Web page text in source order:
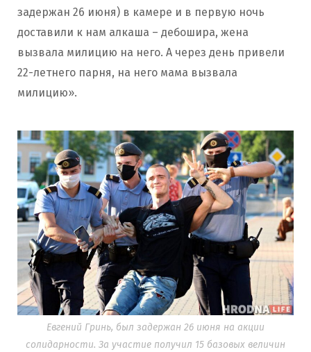
задержан 26 июня) в камере и в первую ночь
доставили к нам алкаша – дебошира, жена
вызвала милицию на него. А через день привели
22-летнего парня, на него мама вызвала
милицию».
Евгений Гринь, был задержан 26 июня на акции
солидарности. За участие получил 15 базовых величин